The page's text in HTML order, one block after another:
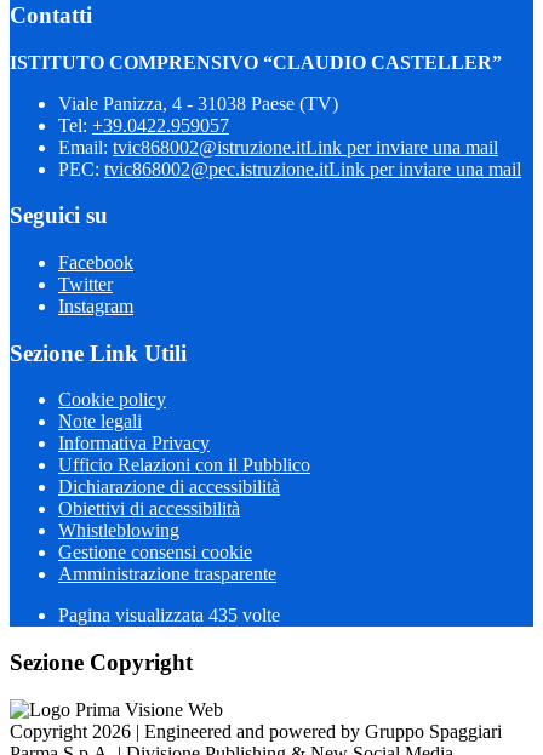
Contatti
ISTITUTO COMPRENSIVO “CLAUDIO CASTELLER”
Viale Panizza, 4 - 31038 Paese (TV)
Tel: +39.0422.959057
Email: tvic868002@istruzione.itLink per inviare una mail
PEC: tvic868002@pec.istruzione.itLink per inviare una mail
Seguici su
Facebook
Twitter
Instagram
Sezione Link Utili
Cookie policy
Note legali
Informativa Privacy
Ufficio Relazioni con il Pubblico
Dichiarazione di accessibilità
Obiettivi di accessibilità
Whistleblowing
Gestione consensi cookie
Amministrazione trasparente
Pagina visualizzata 435 volte
Sezione Copyright
Copyright 2026 | Engineered and powered by Gruppo Spaggiari